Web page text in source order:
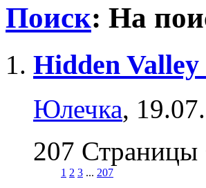
Поиск: На
Hidden
Юлечка,
207 Страницы
1 2 3 ... 207